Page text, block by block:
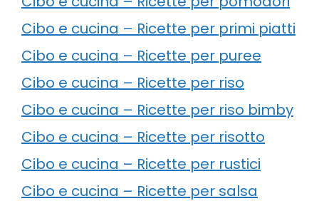
Cibo e cucina – Ricette per primi piatti
Cibo e cucina – Ricette per puree
Cibo e cucina – Ricette per riso
Cibo e cucina – Ricette per riso bimby
Cibo e cucina – Ricette per risotto
Cibo e cucina – Ricette per rustici
Cibo e cucina – Ricette per salsa